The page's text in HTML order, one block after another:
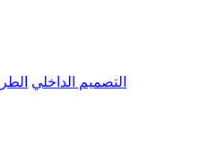
التصميم الداخلي